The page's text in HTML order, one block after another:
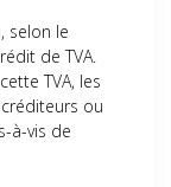
selon le
de TVA.
TVA, les
ou
à-vis de